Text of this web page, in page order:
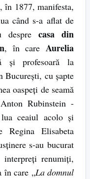
1877, manifesta,
când s-a aflat de
casa din
, în careAurelia
şi profesoară la
București, cu şapte
oaspeţi de seamă
Rubinstein -
ceaiul acolo şi
Regina Elisabeta
s-au bucurat
renumiţi,
în care „La domnul